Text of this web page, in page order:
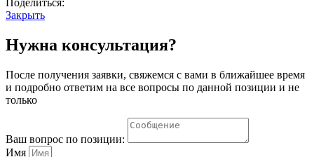
мм.,
мм.
Закрыть
Нужна консультация?
После получения заявки, свяжемся с вами в ближайшее время
и подробно ответим на все вопросы по данной позиции и не
только
Ваш вопрос по позиции:
Имя